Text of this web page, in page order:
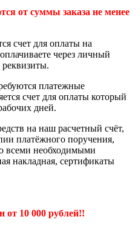
от суммы заказа не менее
счет для оплаты на
через личный
платежные
счет для оплаты который
дней.
на наш расчетный счёт,
платёжного поручения,
всеми необходимыми
накладная, сертификаты
от 10 000 рублей!!